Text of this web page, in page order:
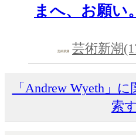
まへ、お願い。
芸術新潮
「Andrew Wyeth」
索